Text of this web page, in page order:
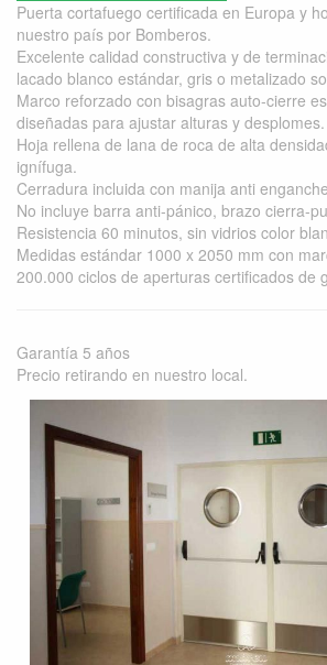
Puerta cortafuego certificada en Europa y
nuestro país por Bomberos.
Excelente calidad constructiva y de
lacado blanco estándar, gris o metalizado
Marco reforzado con bisagras auto-cierre
diseñadas para ajustar alturas y desplomes.
Hoja rellena de lana de roca de alta
ignífuga.
Cerradura incluida con manija anti
No incluye barra anti-pánico, brazo cierra-
Resistencia 60 minutos, sin vidrios color
Medidas estándar 1000 x 2050 mm con
200.000 ciclos de aperturas certificados de
Garantía 5 años
Precio retirando en nuestro local.